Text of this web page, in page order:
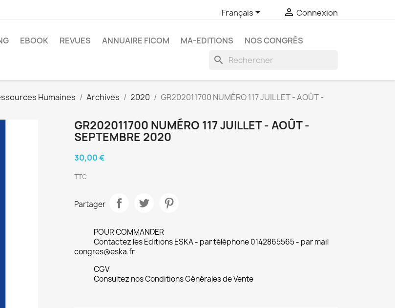
Français  Connexion
EBOOK REVUES ANNUAIRE FICOM MA-EDITIONS NOS CONGRÈS
search
Humaines Archives 2020
GR202011700 NUMÉRO 117 JUILLET - AOÛT -
GR202011700 NUMÉRO 117 JUILLET - AOÛT -
SEPTEMBRE 2020
30,00 €
TTC
Partager
POUR COMMANDER
Contactez les Editions ESKA - par téléphone 0142865565 - par mail
congres@eska.fr
CGV
Consultez nos Conditions Générales de Vente